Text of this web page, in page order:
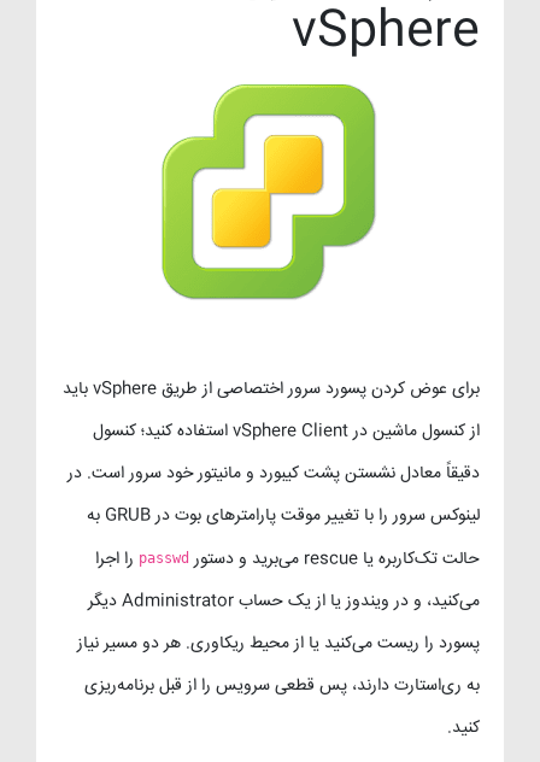
vSphere
برای عوض کردن پسورد سرور اختصاصی از طریق vSphere باید
از کنسول ماشین در vSphere Client استفاده کنید؛ کنسول
دقیقاً معادل نشستن پشت کیبورد و مانیتور خود سرور است. در
لینوکس سرور را با تغییر موقت پارامترهای بوت در GRUB به
حالت تک‌کاربره یا rescue می‌برید و دستور
passwd را اجرا
می‌کنید، و در ویندوز یا از یک حساب Administrator دیگر
پسورد را ریست می‌کنید یا از محیط ریکاوری. هر دو مسیر نیاز
به ری‌استارت دارند، پس قطعی سرویس را از قبل برنامه‌ریزی
کنید.